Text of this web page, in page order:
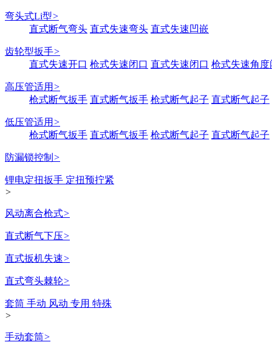
弯头式Li型>
直式断气弯头 直式失速弯头 直式失速凹嵌
齿轮型扳手>
直式失速开口 枪式失速闭口 直式失速闭口 枪式失速角度
高压管适用 >
枪式断气扳手 直式断气扳手 枪式断气起子 直式断气起子
低压管适用 >
枪式断气扳手 直式断气扳手 枪式断气起子 直式断气起子
防漏锁控制 >
锂电定扭扳手 定扭预拧紧
>
风动离合枪式>
直式断气下压>
直式扳机失速>
直式弯头棘轮>
套筒 手动 风动 专用 特殊
>
手动套筒>